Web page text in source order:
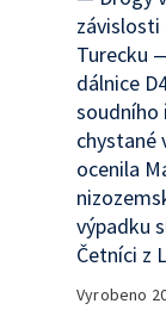
závislosti
Turecku
dálnice
chystané
ocenila
výpadku
Četníci z
Vyrobeno